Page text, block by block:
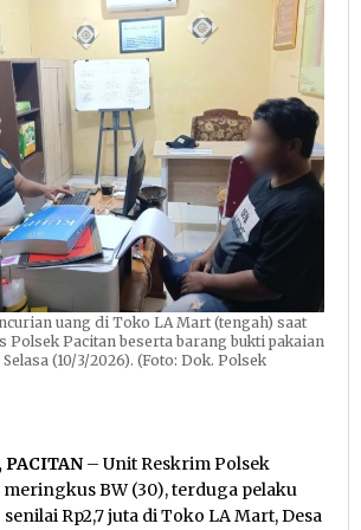
uang di Toko LA Mart (tengah) saat
Polsek Pacitan beserta barang bukti pakaian
(10/3/2026). (Foto: Dok. Polsek
– Unit Reskrim Polsek
BW (30), terduga pelaku
Rp2,7 juta di Toko LA Mart, Desa